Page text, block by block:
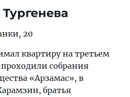
20
квартиру на третьем
проходили собрания
«Арзамас», в
братья